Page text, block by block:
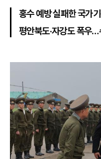
홍수 예방 실패한 국가
평안북도·자강도 폭우